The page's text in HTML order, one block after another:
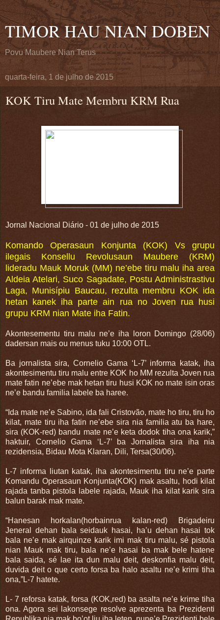
TIMOR HAU NIAN DOBEN
Povu Maubere Nian Terus
quarta-feira, 1 de julho de 2015
KOK Tiru Mate Membru KRM Rua
.
Jornal Nacional Diário - 01 de julho de 2015
Komando Operasaun Konjunta (KOK) Vs grupu
ilegais Konsellu Revolusaun Maubere (KRM)
lideradu Mauk Moruk (MM) ne’ebe tiru malu iha area
Aldeia Atelari, Suco Sagadate, Postu Administrastivu
Laga, Munisípiu Baucau, rezulta membru KOK ida
hetan kanek iha parte ain rua no Joven rua husi
grupu KRM nian Mate iha Fatin.
Akontesementu tiru malu ne’e iha loron Domingo (28/06)
dadersan mais ou menus tuku 10:00 OTL.
Ba jornalista sira, Cornelio Gama ‘L-7’ informa katak, iha
akontesimentu tiru malu entre KOK ho MM rezulta Joven rua
mate fatin ne’ebe mak hetan tiru husi KOK no mate isin oras
ne’e bandu familia labele ba haree.
“Ida mate ne’e Sabino, ida fali Cristovão, mate ho tiru, tiru ho
kilat, mate tiru iha fatin ne’ebe sira nia familia atu ba hare,
sira (KOK-red) bandu mate ne’e keta dodok tiha ona karik,”
haktuir, Cornelio Gama ‘L-7’ ba Jornalista sira iha nia
rezidensia, Bidau Mota Klaran, Dili, Tersa(30/06).
L-7 informa liutan katak, iha akontesimentu tiru ne’e parte
Komandu Operasaun Konjunta(KOK) mak asaltu, hodi kilat
rajada tanba pistola labele rajada, Mauk iha kilat karik sira
balun barak mak mate.
“Hanesan horkalan(horbainrua kalan-red) Brigadeiru
Jeneral dehan bala seidauk hasai, ha’u dehan hasai tok
bala ne’e mak airquinze karik imi mak tiru malu, sé pistola
nian Mauk mak tiru, bala ne’e hasai ba mak bele hatene
bala saida, sé lae ita dun malu deit, deskonfia malu deit,
duvida deit o que certo forsa ba halo asaltu ne’e krimi tiha
ona,”L-7 hatete.
L- 7 reforsa katak, forsa (KOK,red) ba asalta ne’e krime tiha
ona. Agora sei lakonsege resolve aprezenta ba Prezidenti